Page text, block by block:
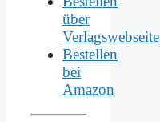
über
Verlagswebseite
Bestellen
bei
Amazon